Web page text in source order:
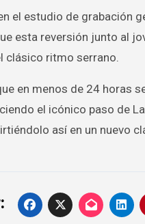
el estudio de grabación
esta reversión junto al
clásico ritmo serrano.
en menos de 24 horas
el icónico paso de
así en un nuevo